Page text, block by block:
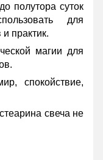
полутора суток
для
практик.
магии для
спокойствие,
свеча не